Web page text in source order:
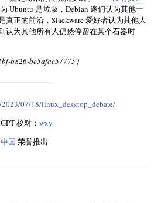
Ubuntu 是垃圾，Debian 迷们认为其他一
真正的前沿，Slackware 爱好者认为其他人
认为其他所有人仍然停留在某个石器时
b826-be5afac57775）
07/18/linux_desktop_debate/
校对： wxy
国 荣誉推出